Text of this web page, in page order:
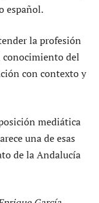
español.
la profesión
conocimiento del
con contexto y
mediática
una de esas
de la Andalucía